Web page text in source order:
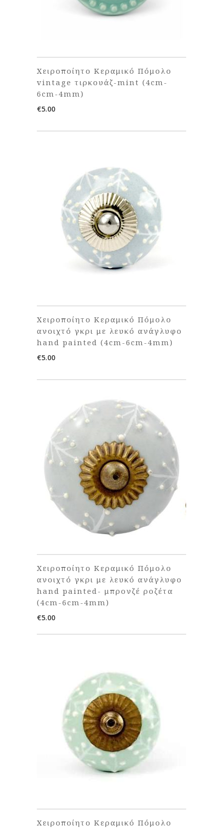
Χειροποίητο Κεραμικό Πόμολο
vintage τιρκουάζ-mint (4cm-
6cm-4mm)
€5.00
Χειροποίητο Κεραμικό Πόμολο
ανοιχτό γκρι με λευκό ανάγλυφο
hand painted (4cm-6cm-4mm)
€5.00
Χειροποίητο Κεραμικό Πόμολο
ανοιχτό γκρι με λευκό ανάγλυφο
hand painted- μπρονζέ ροζέτα
(4cm-6cm-4mm)
€5.00
Χειροποίητο Κεραμικό Πόμολο